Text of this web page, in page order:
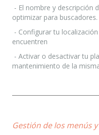
- El nombre y descripción
optimizar para buscadores.
- Configurar tu
encuentren
- Activar o desactivar tu
mantenimiento de la
Gestión de los menús